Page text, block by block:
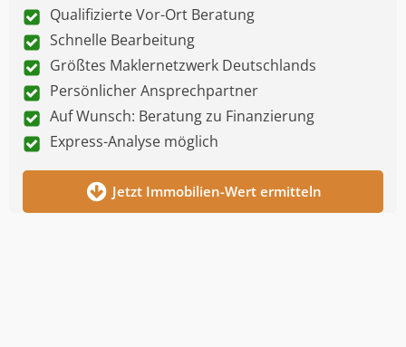
Qualifizierte Vor-Ort Beratung
Schnelle Bearbeitung
Größtes Maklernetzwerk Deutschlands
Persönlicher Ansprechpartner
Auf Wunsch: Beratung zu Finanzierung
Express-Analyse möglich
Jetzt Immobilien-Wert ermitteln